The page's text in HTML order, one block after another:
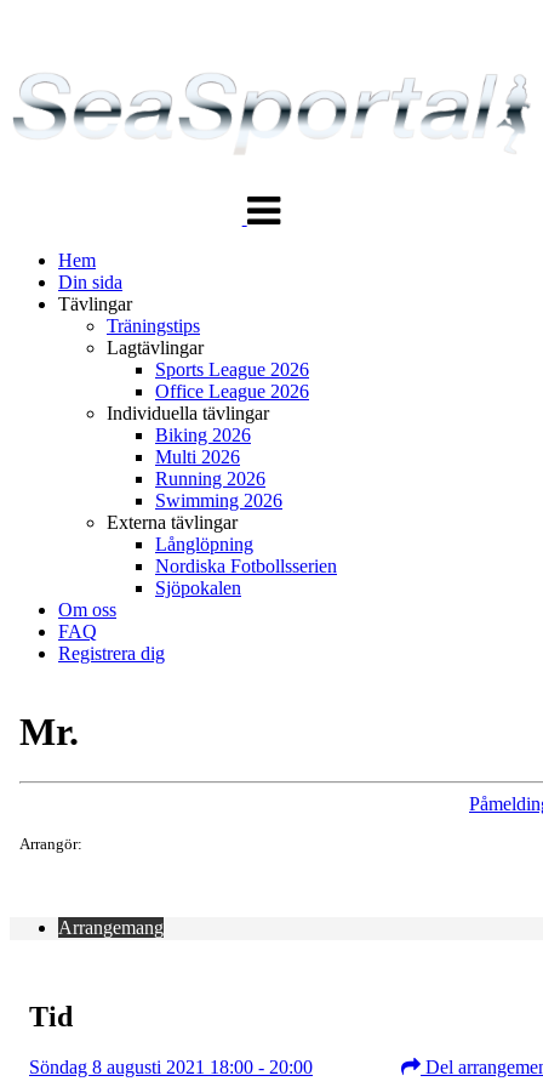
navigering
Hem
Din sida
Tävlingar
Träningstips
Lagtävlingar
Sports League 2026
Office League 2026
Individuella tävlingar
Biking 2026
Multi 2026
Running 2026
Swimming 2026
Externa tävlingar
Långlöpning
Nordiska Fotbollsserien
Sjöpokalen
Om oss
FAQ
Registrera dig
Mr.
Arrangör:
Arrangemang
Tid
Söndag 8 augusti 2021 18:00 - 20:00 Del